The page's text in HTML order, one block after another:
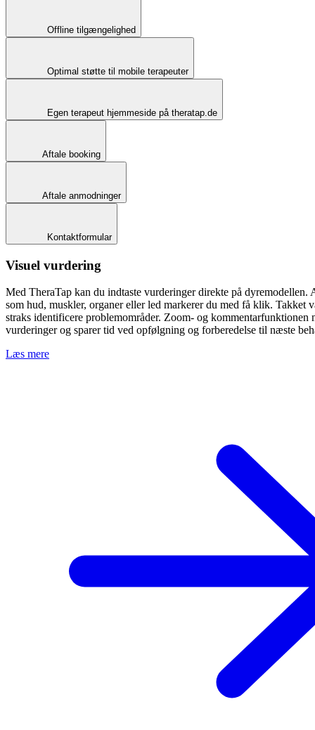
Offline tilgængelighed
Optimal støtte til mobile terapeuter
Egen terapeut hjemmeside på theratap.de
Aftale booking
Aftale anmodninger
Kontaktformular
Visuel vurdering
Med TheraTap kan du indtaste vurderinger direkte på dyremodellen.
som hud, muskler, organer eller led markerer du med få klik. Takket
straks identificere problemområder. Zoom- og kommentarfunktionen
vurderinger og sparer tid ved opfølgning og forberedelse til næste
Læs mere